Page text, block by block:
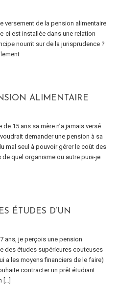
versement de la pension alimentaire
ci est installée dans une relation
nourrit sur de la jurisprudence ?
ALIMENTAIRE
15 ans sa mère n’a jamais versé
demander une pension à sa
mal seul à pouvoir gérer le coût des
quel organisme ou autre puis-je
ÉTUDES D’UN
ans, je perçois une pension
des études supérieures couteuses
a les moyens financiers de le faire)
contracter un prêt étudiant